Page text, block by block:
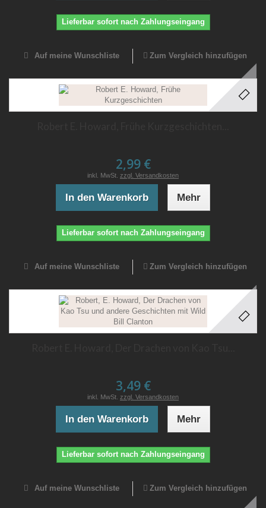
Lieferbar sofort nach Zahlungseingang
Auf meine Wunschliste Zum Vergleich hinzufügen
2,99 €
inkl. MwSt. zzgl. Versandkosten
In den Warenkorb Mehr
Lieferbar sofort nach Zahlungseingang
Auf meine Wunschliste Zum Vergleich hinzufügen
3,49 €
inkl. MwSt. zzgl. Versandkosten
In den Warenkorb Mehr
Lieferbar sofort nach Zahlungseingang
Auf meine Wunschliste Zum Vergleich hinzufügen